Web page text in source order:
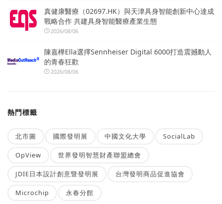
真健康醫療（02697.HK）與天津具身智能創新中心達成
戰略合作 共建具身智能醫療產業生態
2026/08/06
陳嘉樺Ella選擇Sennheiser Digital 6000打造震撼動人
的青春狂歡
2026/08/06
熱門標籤
北市圖 國際發明展 中國文化大學 SocialLab
OpView 世界發明智慧財產聯盟總會
JDIE日本設計創意暨發明展 台灣發明商品促進協會
Microchip 永春分館